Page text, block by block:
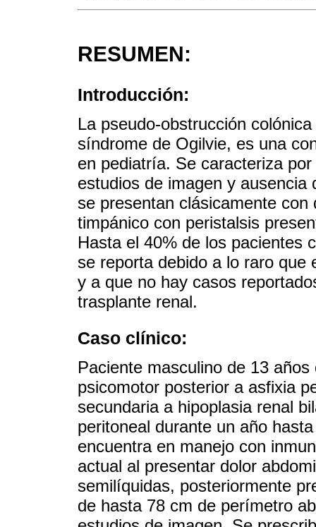
RESUMEN:
Introducción:
La pseudo-obstrucción
síndrome de Ogilvie, es una
en pediatría. Se caracteriza
estudios de imagen y
se presentan clásicamente
timpánico con peristalsis
Hasta el 40% de los pacientes
se reporta debido a lo raro
y a que no hay casos
trasplante renal.
Caso clínico:
Paciente masculino de 13
psicomotor posterior a asfixia
secundaria a hipoplasia renal
peritoneal durante un año
encuentra en manejo con
actual al presentar dolor
semilíquidas, posteriormente
de hasta 78 cm de perímetro